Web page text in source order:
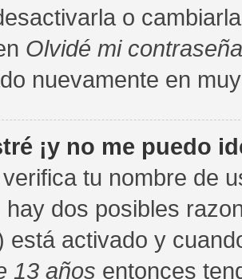
o
Olvidé mi contraseña
nuevamente en
¡y no me puedo
tu nombre de
dos posibles
está activado y
13 años entonces